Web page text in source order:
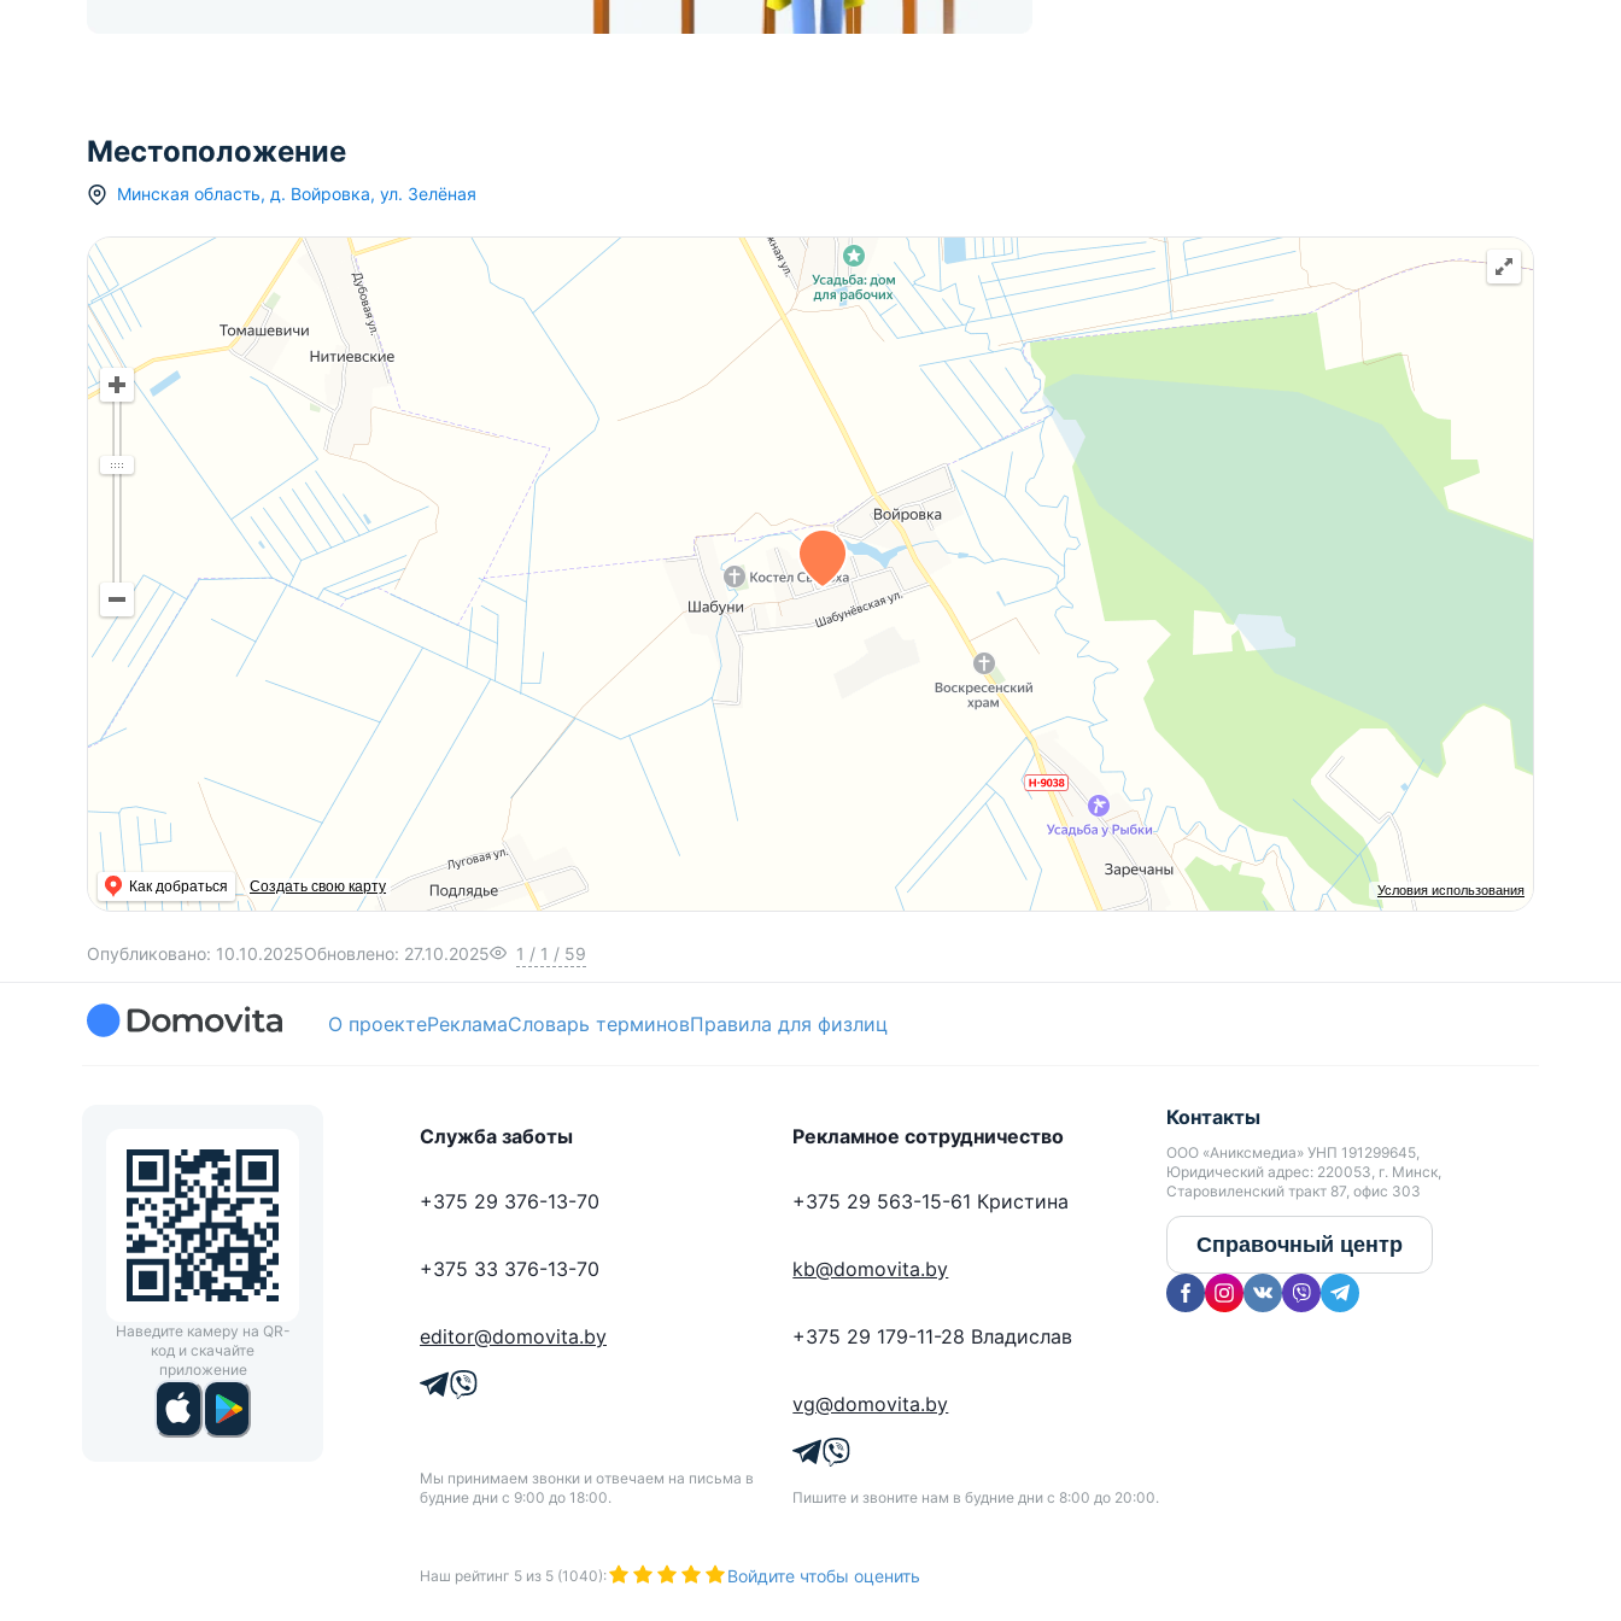
Местоположение
Минская область, д. Войровка, ул. Зелёная
Условия использования
Как добраться Создать свою карту
Опубликовано: 10.10.2025Обновлено: 27.10.2025 1 / 1 / 59
О проектеРекламаСловарь терминовПравила для физлиц
Наведите камеру на QR-
код и скачайте
приложение
Служба заботы
+375 29 376-13-70
+375 33 376-13-70
editor@domovita.by
Мы принимаем звонки и отвечаем на письма в
будние дни с 9:00 до 18:00.
Рекламное сотрудничество
+375 29 563-15-61 Кристина
kb@domovita.by
+375 29 179-11-28 Владислав
vg@domovita.by
Пишите и звоните нам в будние дни с 8:00 до 20:00.
Контакты
ООО «Аниксмедиа» УНП 191299645,
Юридический адрес: 220053, г. Минск,
Старовиленский тракт 87, офис 303
Справочный центр
Наш рейтинг 5 из 5 (1040): Войдите чтобы оценить